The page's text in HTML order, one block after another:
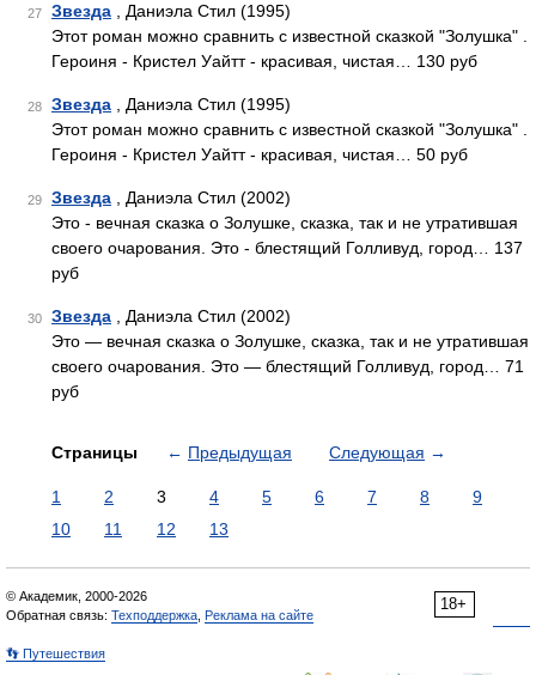
27 Звезда , Даниэла Стил (1995)
Этот роман можно сравнить с известной сказкой "Золушка" .
Героиня - Кристел Уайтт - красивая, чистая… 130 руб
28 Звезда , Даниэла Стил (1995)
Этот роман можно сравнить с известной сказкой "Золушка" .
Героиня - Кристел Уайтт - красивая, чистая… 50 руб
29 Звезда , Даниэла Стил (2002)
Это - вечная сказка о Золушке, сказка, так и не утратившая
своего очарования. Это - блестящий Голливуд, город… 137
руб
30 Звезда , Даниэла Стил (2002)
Это — вечная сказка о Золушке, сказка, так и не утратившая
своего очарования. Это — блестящий Голливуд, город… 71
руб
Страницы ← Предыдущая Следующая →
1 2 3 4 5 6 7 8
9
10
11 12 13
18+
© Академик, 2000-2026
Обратная связь: Техподдержка Реклама на сайте
👣 Путешествия